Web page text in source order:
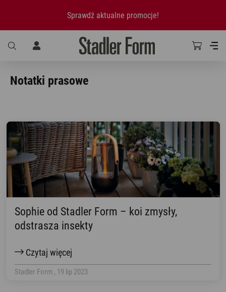
Sprawdź aktualne promocje!
Notatki prasowe
Sophie od Stadler Form – koi zmysły,
odstrasza insekty
Czytaj więcej
Stadler Form , 19 lip 2023